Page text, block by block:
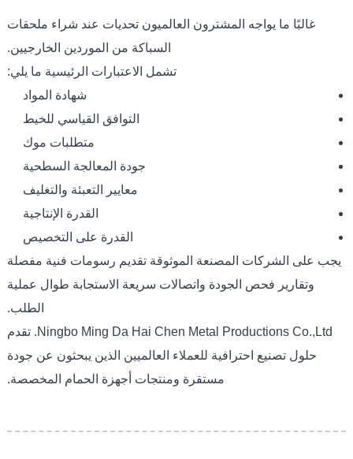
غالبًا ما يواجه المشترون العالميون تحديات عند شراء ملحقات
السباكة من الموردين الخارجيين.
تشمل الاعتبارات الرئيسية ما يلي:
شهادة المواد
التوافق القياسي للخيط
متطلبات موك
جودة المعالجة السطحية
معايير التعبئة والتغليف
القدرة الإنتاجية
القدرة على التخصيص
يجب على الشركات المصنعة الموثوقة تقديم رسومات فنية مفصلة
وتقارير فحص الجودة واتصالات سريعة الاستجابة طوال عملية
الطلب.
Ningbo Ming Da Hai Chen Metal Productions Co.,Ltd. تقدم
حلول تصنيع احترافية للعملاء العالميين الذين يبحثون عن جودة
مستقرة ومنتجات أجهزة الحمام المخصصة.